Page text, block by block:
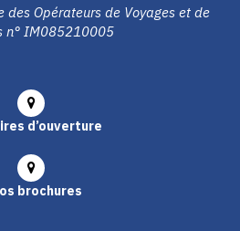
Opérateurs de Voyages et de
n° IM085210005
d’ouverture
brochures